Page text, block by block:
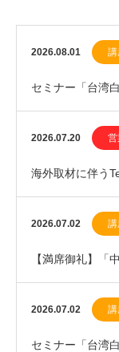
2026.08.01
セミナー「台湾
開催）、ワーク
2026.07.20 営
海外取材に伴う
（2026年7月下旬
2026.07.02
【満席御礼】「
と、第2期（
2026.07.02
セミナー「台湾